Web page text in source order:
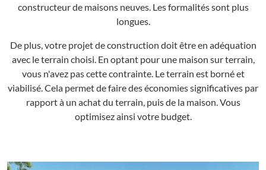
constructeur de maisons neuves. Les formalités sont plus
longues.
De plus, votre projet de construction doit être en adéquation
avec le terrain choisi. En optant pour une maison sur terrain,
vous n'avez pas cette contrainte. Le terrain est borné et
viabilisé. Cela permet de faire des économies significatives par
rapport à un achat du terrain, puis de la maison. Vous
optimisez ainsi votre budget.